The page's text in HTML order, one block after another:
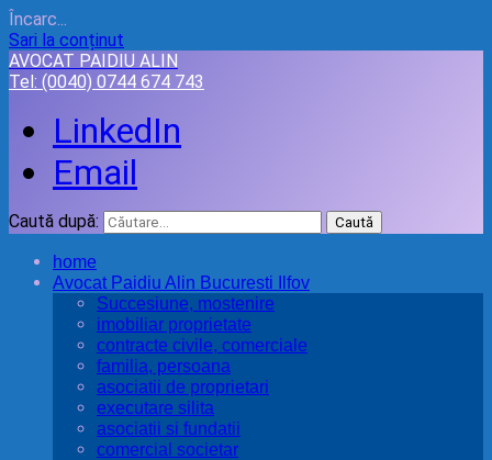
Încarc...
Sari la conținut
AVOCAT PAIDIU ALIN
Tel: (0040) 0744 674 743
LinkedIn
Email
Caută după:
home
Avocat Paidiu Alin Bucuresti Ilfov
Succesiune, mostenire
imobiliar proprietate
contracte civile, comerciale
familia, persoana
asociatii de proprietari
executare silita
asociatii si fundatii
comercial societar